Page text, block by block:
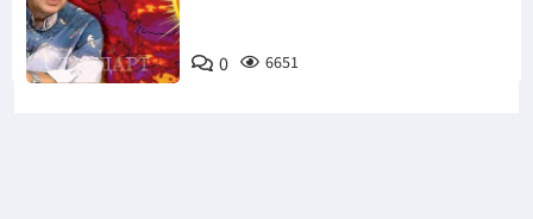
0 6651